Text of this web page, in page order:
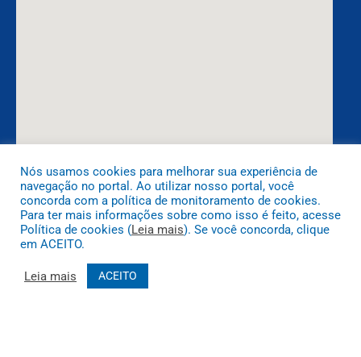
DESENVOLVIDO POR CR2
Nós usamos cookies para melhorar sua experiência de
navegação no portal. Ao utilizar nosso portal, você
concorda com a política de monitoramento de cookies.
Para ter mais informações sobre como isso é feito, acesse
Política de cookies (Leia mais). Se você concorda, clique
em ACEITO.
Leia mais ACEITO